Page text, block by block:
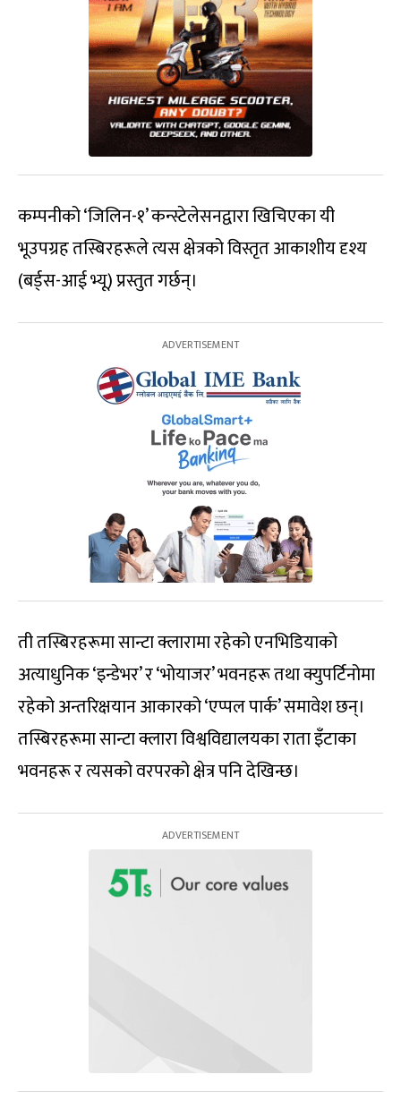
कम्पनीको ‘जिलिन-१’ कन्स्टेलेसनद्वारा खिचिएका यी
भूउपग्रह तस्बिरहरूले त्यस क्षेत्रको विस्तृत आकाशीय दृश्य
(बर्ड्स-आई भ्यू) प्रस्तुत गर्छन्।
ती तस्बिरहरूमा सान्टा क्लारामा रहेको एनभिडियाको
अत्याधुनिक ‘इन्डेभर’ र ‘भोयाजर’ भवनहरू तथा क्युपर्टिनोमा
रहेको अन्तरिक्षयान आकारको ‘एप्पल पार्क’ समावेश छन्।
तस्बिरहरूमा सान्टा क्लारा विश्वविद्यालयका राता इँटाका
भवनहरू र त्यसको वरपरको क्षेत्र पनि देखिन्छ।